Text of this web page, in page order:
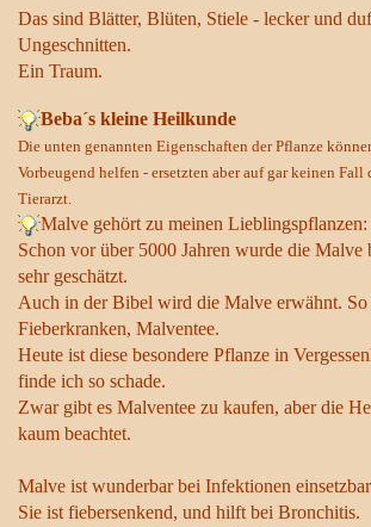
Das sind Blätter, Blüten, Stiele - lecker und
Ungeschnitten.
Ein Traum.
Beba´s kleine Heilkunde
Die unten genannten Eigenschaften der Pflanze
Vorbeugend helfen - ersetzten aber auf gar keinen Fall
Tierarzt.
Malve gehört zu meinen Lieblingspflanzen:
Schon vor über 5000 Jahren wurde die Malve
sehr geschätzt.
Auch in der Bibel wird die Malve erwähnt. So
Fieberkranken, Malventee.
Heute ist diese besondere Pflanze in
finde ich so schade.
Zwar gibt es Malventee zu kaufen, aber die
kaum beachtet.
Malve ist wunderbar bei Infektionen
Sie ist fiebersenkend, und hilft bei Bronchitis.